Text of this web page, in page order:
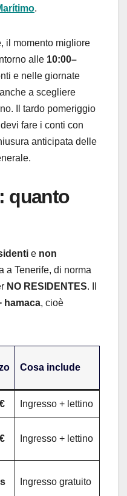
.
il momento migliore
alle 10:00–
e nelle giornate
a scegliere
Il tardo pomeriggio
fare i conti con
anticipata delle
quanto
e non
a Tenerife, di norma
NO RESIDENTES. Il
hamaca, cioè
Cosa include
Ingresso + lettino
Ingresso + lettino
Ingresso gratuito